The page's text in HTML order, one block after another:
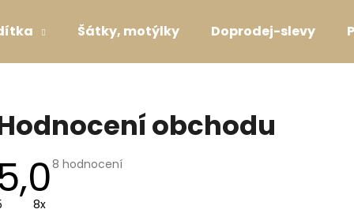
Šátky, motýlky Doprodej-slevy
obchodu
Průměrné
8 hodnocení
8x